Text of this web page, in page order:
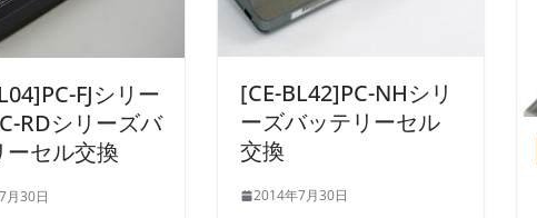
FJシリー
RDシリーズバ
ーセル交換
月30日
[CE-BL42]PC-NHシリ
ーズバッテリーセル
交換
2014年7月30日